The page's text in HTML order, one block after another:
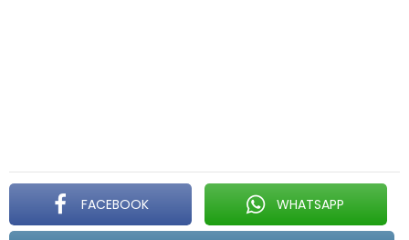
FACEBOOK WHATSAPP